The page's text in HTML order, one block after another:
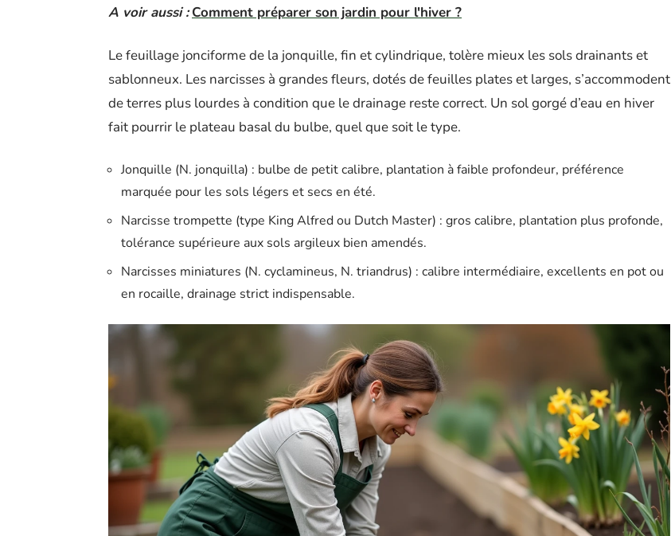
A voir aussi : Comment préparer son jardin pour l'hiver ?
Le feuillage jonciforme de la jonquille, fin et cylindrique, tolère mieux les sols drainants et
sablonneux. Les narcisses à grandes fleurs, dotés de feuilles plates et larges, s’accommodent
de terres plus lourdes à condition que le drainage reste correct. Un sol gorgé d’eau en hiver
fait pourrir le plateau basal du bulbe, quel que soit le type.
Jonquille (N. jonquilla) : bulbe de petit calibre, plantation à faible profondeur, préférence
marquée pour les sols légers et secs en été.
Narcisse trompette (type King Alfred ou Dutch Master) : gros calibre, plantation plus profonde,
tolérance supérieure aux sols argileux bien amendés.
Narcisses miniatures (N. cyclamineus, N. triandrus) : calibre intermédiaire, excellents en pot ou
en rocaille, drainage strict indispensable.